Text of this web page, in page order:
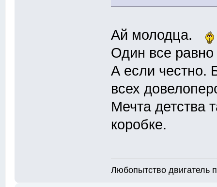
Ай молодца.
Один все
А если честно.
всех
Мечта детства
коробке.
Любопытство двигатель